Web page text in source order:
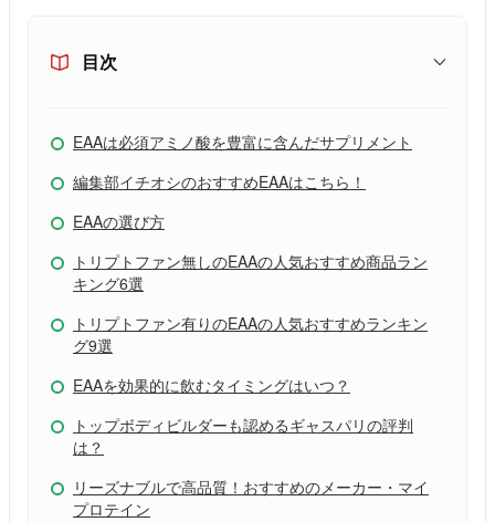
目次
EAAは必須アミノ酸を豊富に含んだサプリメント
編集部イチオシのおすすめEAAはこちら！
EAAの選び方
トリプトファン無しのEAAの人気おすすめ商品ラン
キング6選
トリプトファン有りのEAAの人気おすすめランキン
グ9選
EAAを効果的に飲むタイミングはいつ？
トップボディビルダーも認めるギャスパリの評判
は？
リーズナブルで高品質！おすすめのメーカー・マイ
プロテイン